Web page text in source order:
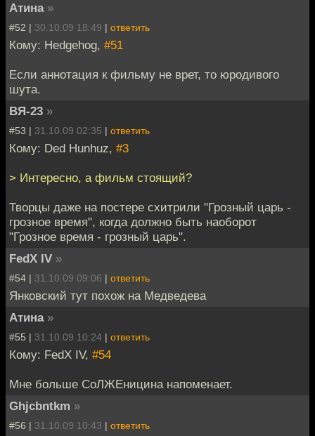
Атина »
#52 | 30.10.09 18:49 | ответить
Кому: Hedgehog, #51
Если аннотация к фильму не врет, то юродивого
шута.
ВЯ-23 »
#53 | 31.10.09 02:35 | ответить
Кому: Ded Hunhuz, #3
> Интересно, а фильм стоящий?
Творцы даже на постере схитрили "Грозный царь -
грозное время", когда должно быть наоборот
"Грозное время - грозный царь".
FedX IV »
#54 | 31.10.09 09:06 | ответить
Янковский тут похож на Медведева
Атина »
#55 | 31.10.09 10:24 | ответить
Кому: FedX IV, #54
Мне больше СоЛЖЕницина напоменает.
Ghjcbntkm »
#56 | 31.10.09 10:43 | ответить